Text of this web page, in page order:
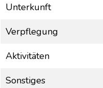
Unterkunft
Verpflegung
Aktivitäten
Sonstiges